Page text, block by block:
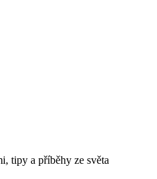
tipy a příběhy ze světa